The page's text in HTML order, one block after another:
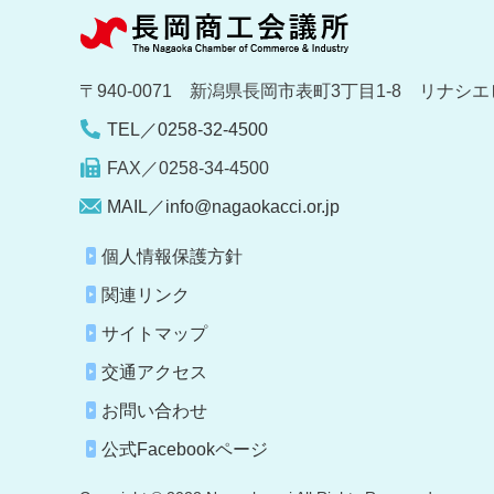
〒940-0071 新潟県長岡市表町3丁目1-8 リナシエ
TEL／0258-32-4500
FAX／0258-34-4500
MAIL／info@nagaokacci.or.jp
個人情報保護方針
関連リンク
サイトマップ
交通アクセス
お問い合わせ
公式Facebookページ